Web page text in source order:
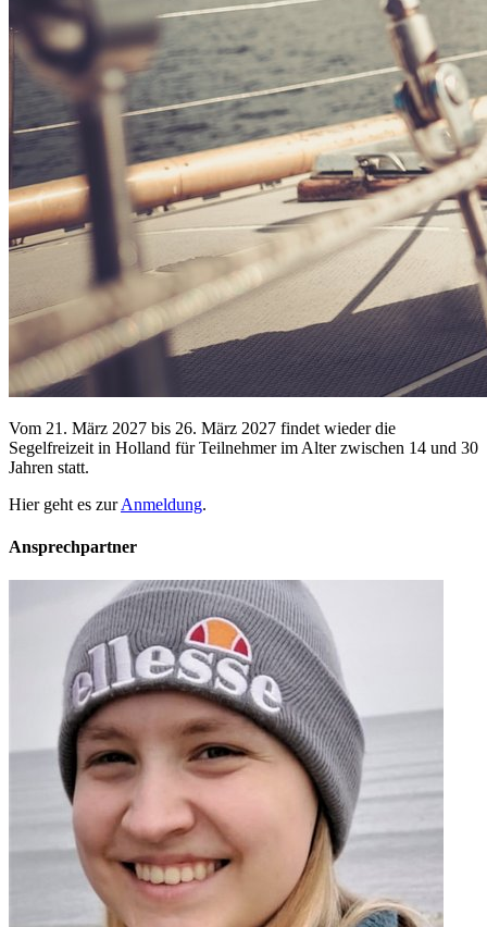
Vom 21. März 2027 bis 26. März 2027 findet wieder die
Segelfreizeit in Holland für Teilnehmer im Alter zwischen 14 und 30
Jahren statt.
Hier geht es zurAnmeldung.
Ansprechpartner